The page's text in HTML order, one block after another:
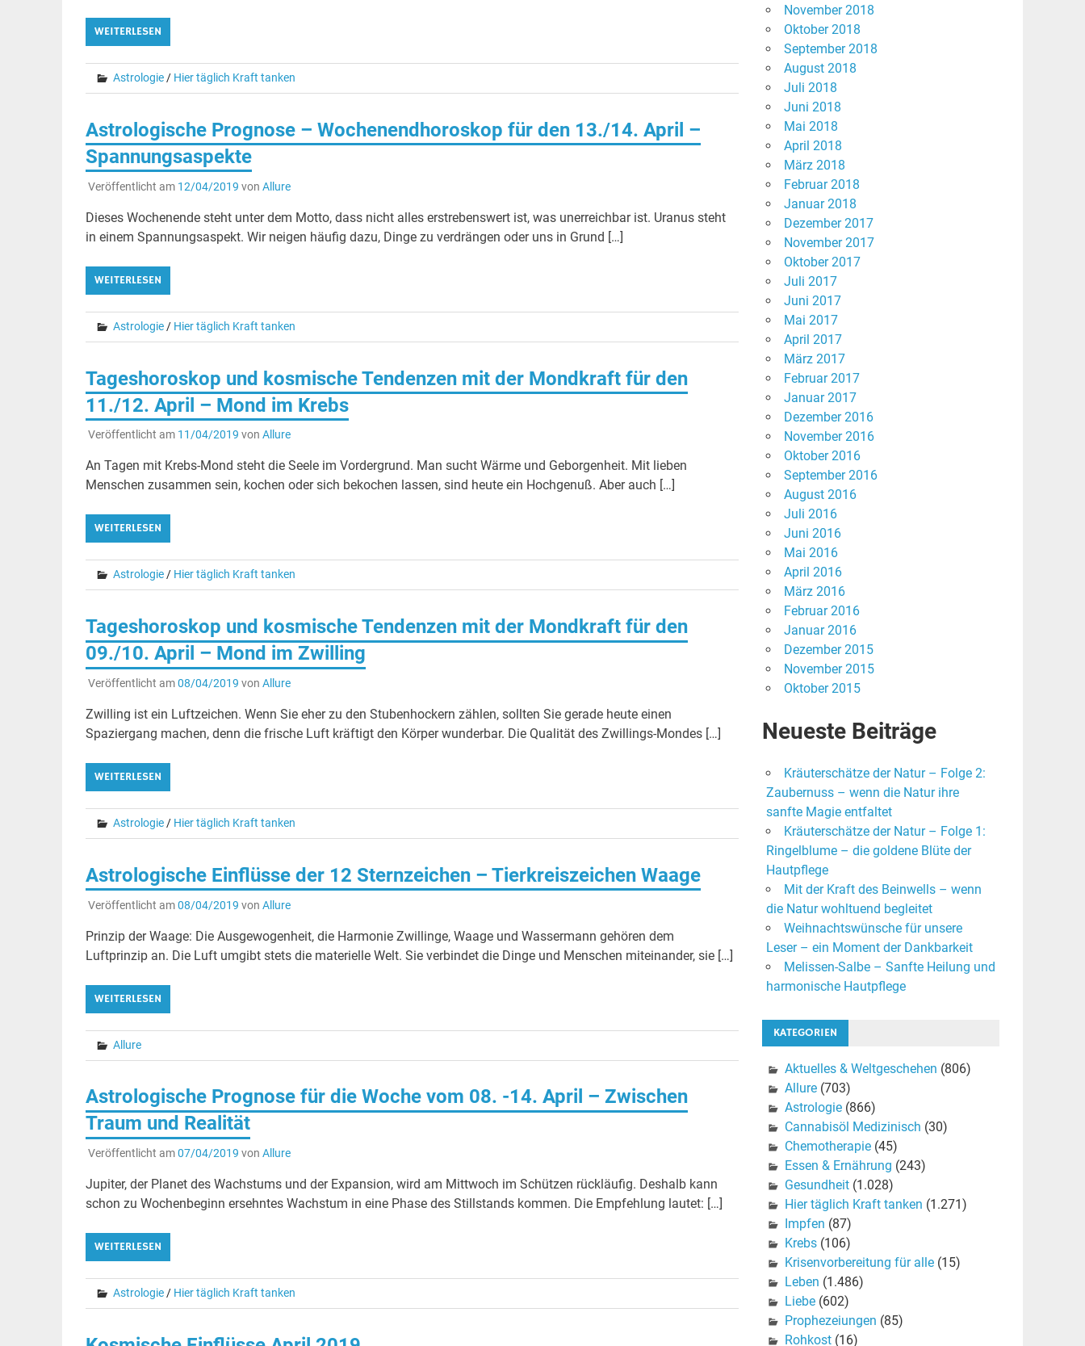
WEITERLESEN
Astrologie/ Hier täglich Kraft tanken
Astrologische Prognose – Wochenendhoroskop für den 13./14. April –
Spannungsaspekte
Veröffentlicht am 12/04/2019 von Allure
Dieses Wochenende steht unter dem Motto, dass nicht alles erstrebenswert ist, was unerreichbar ist. Uranus steht
in einem Spannungsaspekt. Wir neigen häufig dazu, Dinge zu verdrängen oder uns in Grund […]
WEITERLESEN
Astrologie/ Hier täglich Kraft tanken
Tageshoroskop und kosmische Tendenzen mit der Mondkraft für den
11./12. April – Mond im Krebs
Veröffentlicht am 11/04/2019 von Allure
An Tagen mit Krebs-Mond steht die Seele im Vordergrund. Man sucht Wärme und Geborgenheit. Mit lieben
Menschen zusammen sein, kochen oder sich bekochen lassen, sind heute ein Hochgenuß. Aber auch […]
WEITERLESEN
Astrologie/ Hier täglich Kraft tanken
Tageshoroskop und kosmische Tendenzen mit der Mondkraft für den
09./10. April – Mond im Zwilling
Veröffentlicht am08/04/2019 von Allure
Zwilling ist ein Luftzeichen. Wenn Sie eher zu den Stubenhockern zählen, sollten Sie gerade heute einen
Spaziergang machen, denn die frische Luft kräftigt den Körper wunderbar. Die Qualität des Zwillings-Mondes […]
WEITERLESEN
Astrologie/ Hier täglich Kraft tanken
Astrologische Einflüsse der 12 Sternzeichen – Tierkreiszeichen Waage
Veröffentlicht am08/04/2019 von Allure
Prinzip der Waage: Die Ausgewogenheit, die Harmonie Zwillinge, Waage und Wassermann gehören dem
Luftprinzip an. Die Luft umgibt stets die materielle Welt. Sie verbindet die Dinge und Menschen miteinander, sie […]
WEITERLESEN
Allure
Astrologische Prognose für die Woche vom 08. -14. April – Zwischen
Traum und Realität
Veröffentlicht am07/04/2019 von Allure
Jupiter, der Planet des Wachstums und der Expansion, wird am Mittwoch im Schützen rückläufig. Deshalb kann
schon zu Wochenbeginn ersehntes Wachstum in eine Phase des Stillstands kommen. Die Empfehlung lautet: […]
WEITERLESEN
Astrologie/ Hier täglich Kraft tanken
November 2018
Oktober 2018
September 2018
August 2018
Juli 2018
Juni 2018
Mai 2018
April 2018
März 2018
Februar 2018
Januar 2018
Dezember 2017
November 2017
Oktober 2017
Juli 2017
Juni 2017
Mai 2017
April 2017
März 2017
Februar 2017
Januar 2017
Dezember 2016
November 2016
Oktober 2016
September 2016
August 2016
Juli 2016
Juni 2016
Mai 2016
April 2016
März 2016
Februar 2016
Januar 2016
Dezember 2015
November 2015
Oktober 2015
Neueste Beiträge
Kräuterschätze der Natur – Folge 2:
Zaubernuss – wenn die Natur ihre
sanfte Magie entfaltet
Kräuterschätze der Natur – Folge 1:
Ringelblume – die goldene Blüte der
Hautpflege
Mit der Kraft des Beinwells – wenn
die Natur wohltuend begleitet
Weihnachtswünsche für unsere
Leser – ein Moment der Dankbarkeit
Melissen-Salbe – Sanfte Heilung und
harmonische Hautpflege
KATEGORIEN
Aktuelles & Weltgeschehen (806)
Allure(703)
Astrologie(866)
Cannabisöl Medizinisch (30)
Chemotherapie(45)
Essen & Ernährung (243)
Gesundheit(1.028)
Hier täglich Kraft tanken (1.271)
Impfen (87)
Krebs(106)
Krisenvorbereitung für alle(15)
Leben (1.486)
Liebe(602)
Prophezeiungen (85)
Rohkost(16)